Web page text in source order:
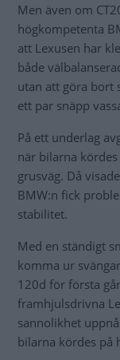
Men även om
högkompetenta
att Lexusen har
både
utan att göra bort
ett par snäpp
På ett underlag
när bilarna
grusväg. Då
BMW:n fick
stabilitet.
Med en ständigt
komma ur
120d för första
framhjulsdrivna
sannolikhet
bilarna kördes på